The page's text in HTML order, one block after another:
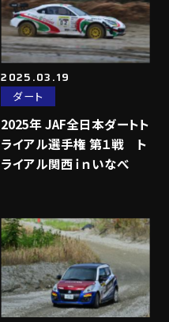
2025.03.19
ダート
2025年 JAF全日本ダートト
ライアル選手権 第１戦 ト
ライアル関西ｉｎいなべ